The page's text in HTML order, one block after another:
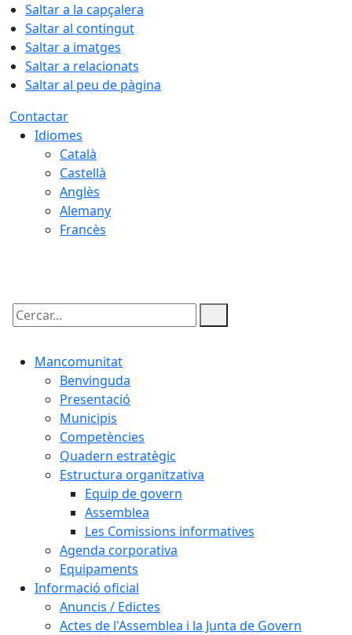
Saltar a la capçalera
Saltar al contingut
Saltar a imatges
Saltar a relacionats
Saltar al peu de pàgina
Contactar
Idiomes
Català
Castellà
Anglès
Alemany
Francès
Cercar:
Mancomunitat
Benvinguda
Presentació
Municipis
Competències
Quadern estratègic
Estructura organitzativa
Equip de govern
Assemblea
Les Comissions informatives
Agenda corporativa
Equipaments
Informació oficial
Anuncis / Edictes
Actes de l'Assemblea i la Junta de Govern